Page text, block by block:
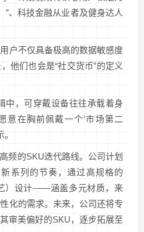
”、科技金融从业者及健身达人
户不仅具备极高的数据敏感度
他们也会是“社交货币”的定义
中，可穿戴设备往往承载着身
意在胸前佩戴一个‘市场第二
频的SKU迭代路线。公司计划
系列的节奏，通过高规格的
）设计——涵盖多元材质，来
化的需求。未来，公司还将专
审美偏好的SKU，逐步拓展至